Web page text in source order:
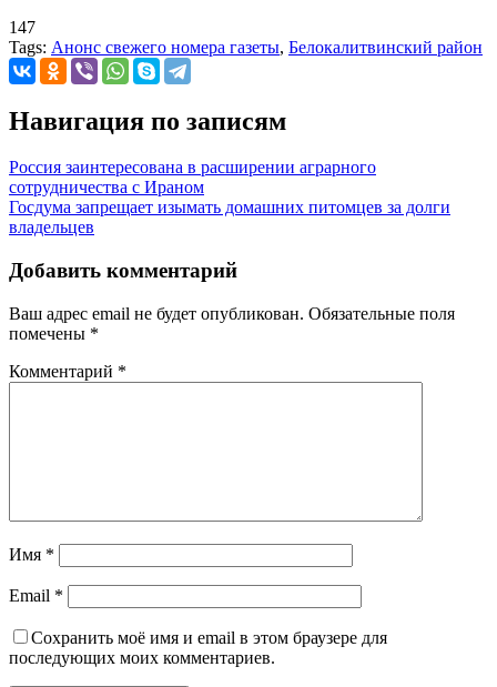
147
Tags: Анонс свежего номера газеты, Белокалитвинский район
Навигация по записям
Россия заинтересована в расширении аграрного
сотрудничества с Ираном
Госдума запрещает изымать домашних питомцев за долги
владельцев
Добавить комментарий
Ваш адрес email не будет опубликован. Обязательные поля
помечены *
Комментарий *
Имя *
Email *
Сохранить моё имя и email в этом браузере для
последующих моих комментариев.